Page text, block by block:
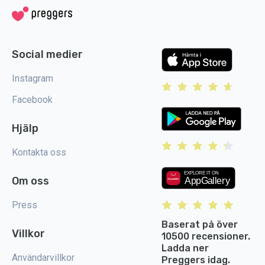
Social medier
Instagram
Facebook
Hjälp
Kontakta oss
Om oss
Press
Villkor
Användarvillkor
Baserat på över
10500 recensioner.
Ladda ner
Preggers idag.